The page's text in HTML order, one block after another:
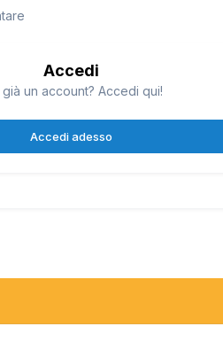
Accedi
già un account? Accedi qui!
Accedi adesso